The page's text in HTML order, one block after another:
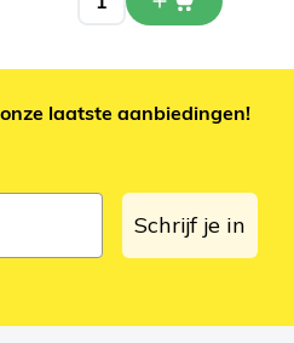
laatste aanbiedingen!
Schrijf je in